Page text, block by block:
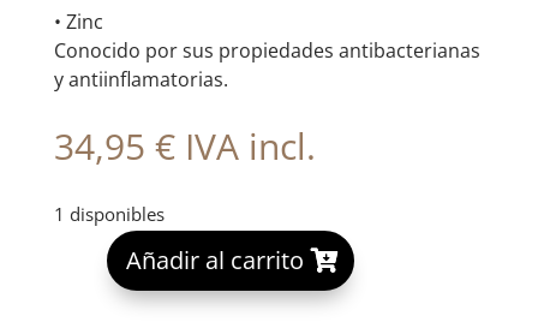
• Zinc
Conocido por sus propiedades antibacterianas
y antiinflamatorias.
34,95 € IVA incl.
1 disponibles
Añadir al carrito
A